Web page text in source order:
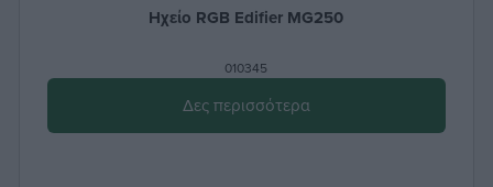
Ηχείο RGB Edifier MG250
010345
Δες περισσότερα